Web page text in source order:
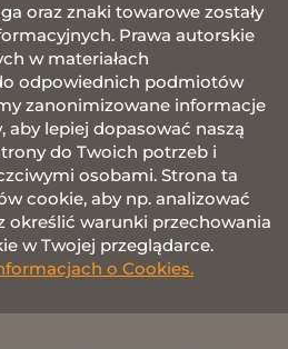
oraz znaki towarowe zostały
Prawa autorskie
w materiałach
odpowiednich podmiotów
zanonimizowane informacje
aby lepiej dopasować naszą
do Twoich potrzeb i
osobami. Strona ta
cookie, aby np. analizować
określić warunki przechowania
w Twojej przeglądarce.
o Cookies.